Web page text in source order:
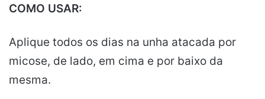
COMO USAR:
Aplique todos os dias na unha atacada por
micose, de lado, em cima e por baixo da
mesma.